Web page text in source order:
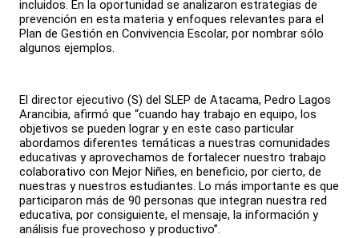
incluidos. En la oportunidad se analizaron estrategias de
prevención en esta materia y enfoques relevantes para el
Plan de Gestión en Convivencia Escolar, por nombrar sólo
algunos ejemplos.
El director ejecutivo (S) del SLEP de Atacama, Pedro Lagos
Arancibia, afirmó que “cuando hay trabajo en equipo, los
objetivos se pueden lograr y en este caso particular
abordamos diferentes temáticas a nuestras comunidades
educativas y aprovechamos de fortalecer nuestro trabajo
colaborativo con Mejor Niñes, en beneficio, por cierto, de
nuestras y nuestros estudiantes. Lo más importante es que
participaron más de 90 personas que integran nuestra red
educativa, por consiguiente, el mensaje, la información y
análisis fue provechoso y productivo”.